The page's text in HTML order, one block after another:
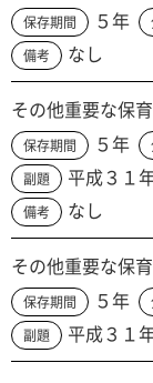
保存期間 ５年
備考 なし
その他重要な保
保存期間 ５年
副題 平成３１
備考 なし
その他重要な保
保存期間 ５年
副題 平成３１